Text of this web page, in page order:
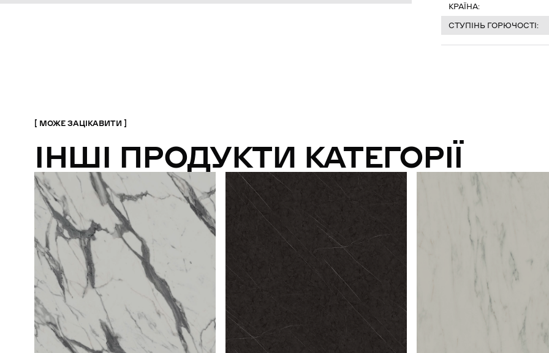
КРАЇНА:
СТУПІНЬ ГОРЮЧОСТІ:
МОЖЕ ЗАЦІКАВИТИ
ІНШІ ПРОДУКТИ КАТЕГОРІЇ